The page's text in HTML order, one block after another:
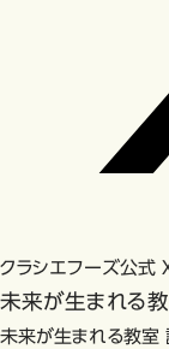
クラシエフーズ公式
未来が生まれる
未来が生まれる教室